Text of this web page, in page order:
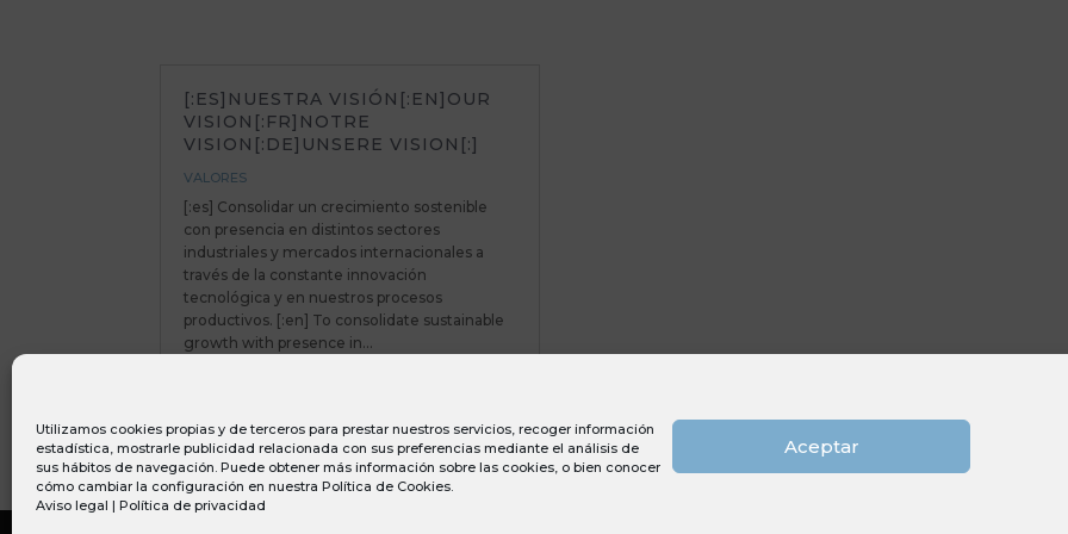
Utilizamos cookies propias y de terceros para prestar nuestros servicios, recoger información
estadística, mostrarle publicidad relacionada con sus preferencias mediante el análisis de
sus hábitos de navegación. Puede obtener más información sobre las cookies, o bien conocer
cómo cambiar la configuración en nuestra Política de Cookies.
Aviso legal | Política de privacidad
Aceptar
[:ES]NUESTRA VISIÓN[:EN]OUR
VISION[:FR]NOTRE
VISION[:DE]UNSERE VISION[:]
VALORES
[:es] Consolidar un crecimiento sostenible
con presencia en distintos sectores
industriales y mercados internacionales a
través de la constante innovación
tecnológica y en nuestros procesos
productivos. [:en] To consolidate sustainable
growth with presence in...